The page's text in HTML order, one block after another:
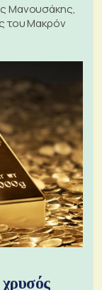
Μανουσάκης,
του Μακρόν